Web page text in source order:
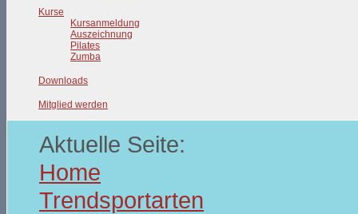
Kurse
Kursanmeldung
Auszeichnung
Pilates
Zumba
Downloads
Mitglied werden
Aktuelle Seite:
Home
Trendsportarten